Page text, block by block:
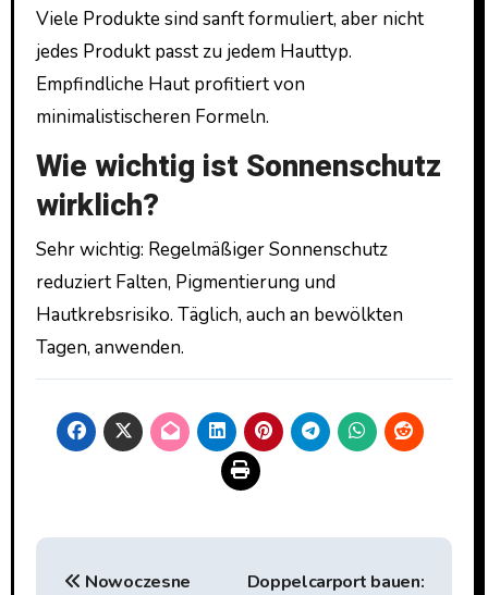
Viele Produkte sind sanft formuliert, aber nicht
jedes Produkt passt zu jedem Hauttyp.
Empfindliche Haut profitiert von
minimalistischeren Formeln.
Wie wichtig ist Sonnenschutz
wirklich?
Sehr wichtig: Regelmäßiger Sonnenschutz
reduziert Falten, Pigmentierung und
Hautkrebsrisiko. Täglich, auch an bewölkten
Tagen, anwenden.
Beitragsnavigation
Nowoczesne
Doppelcarport bauen: